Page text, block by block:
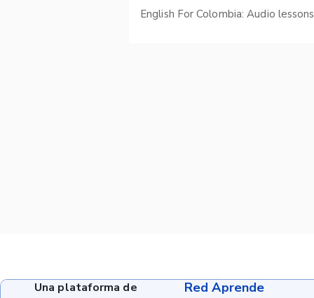
English For Colombia: Audio lessons
Red Aprende
Una plataforma de